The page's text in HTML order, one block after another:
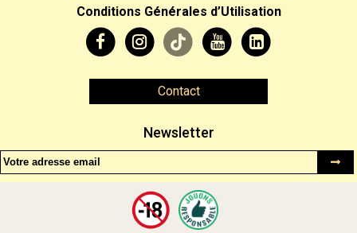
Conditions Générales d’Utilisation
Contact
Newsletter